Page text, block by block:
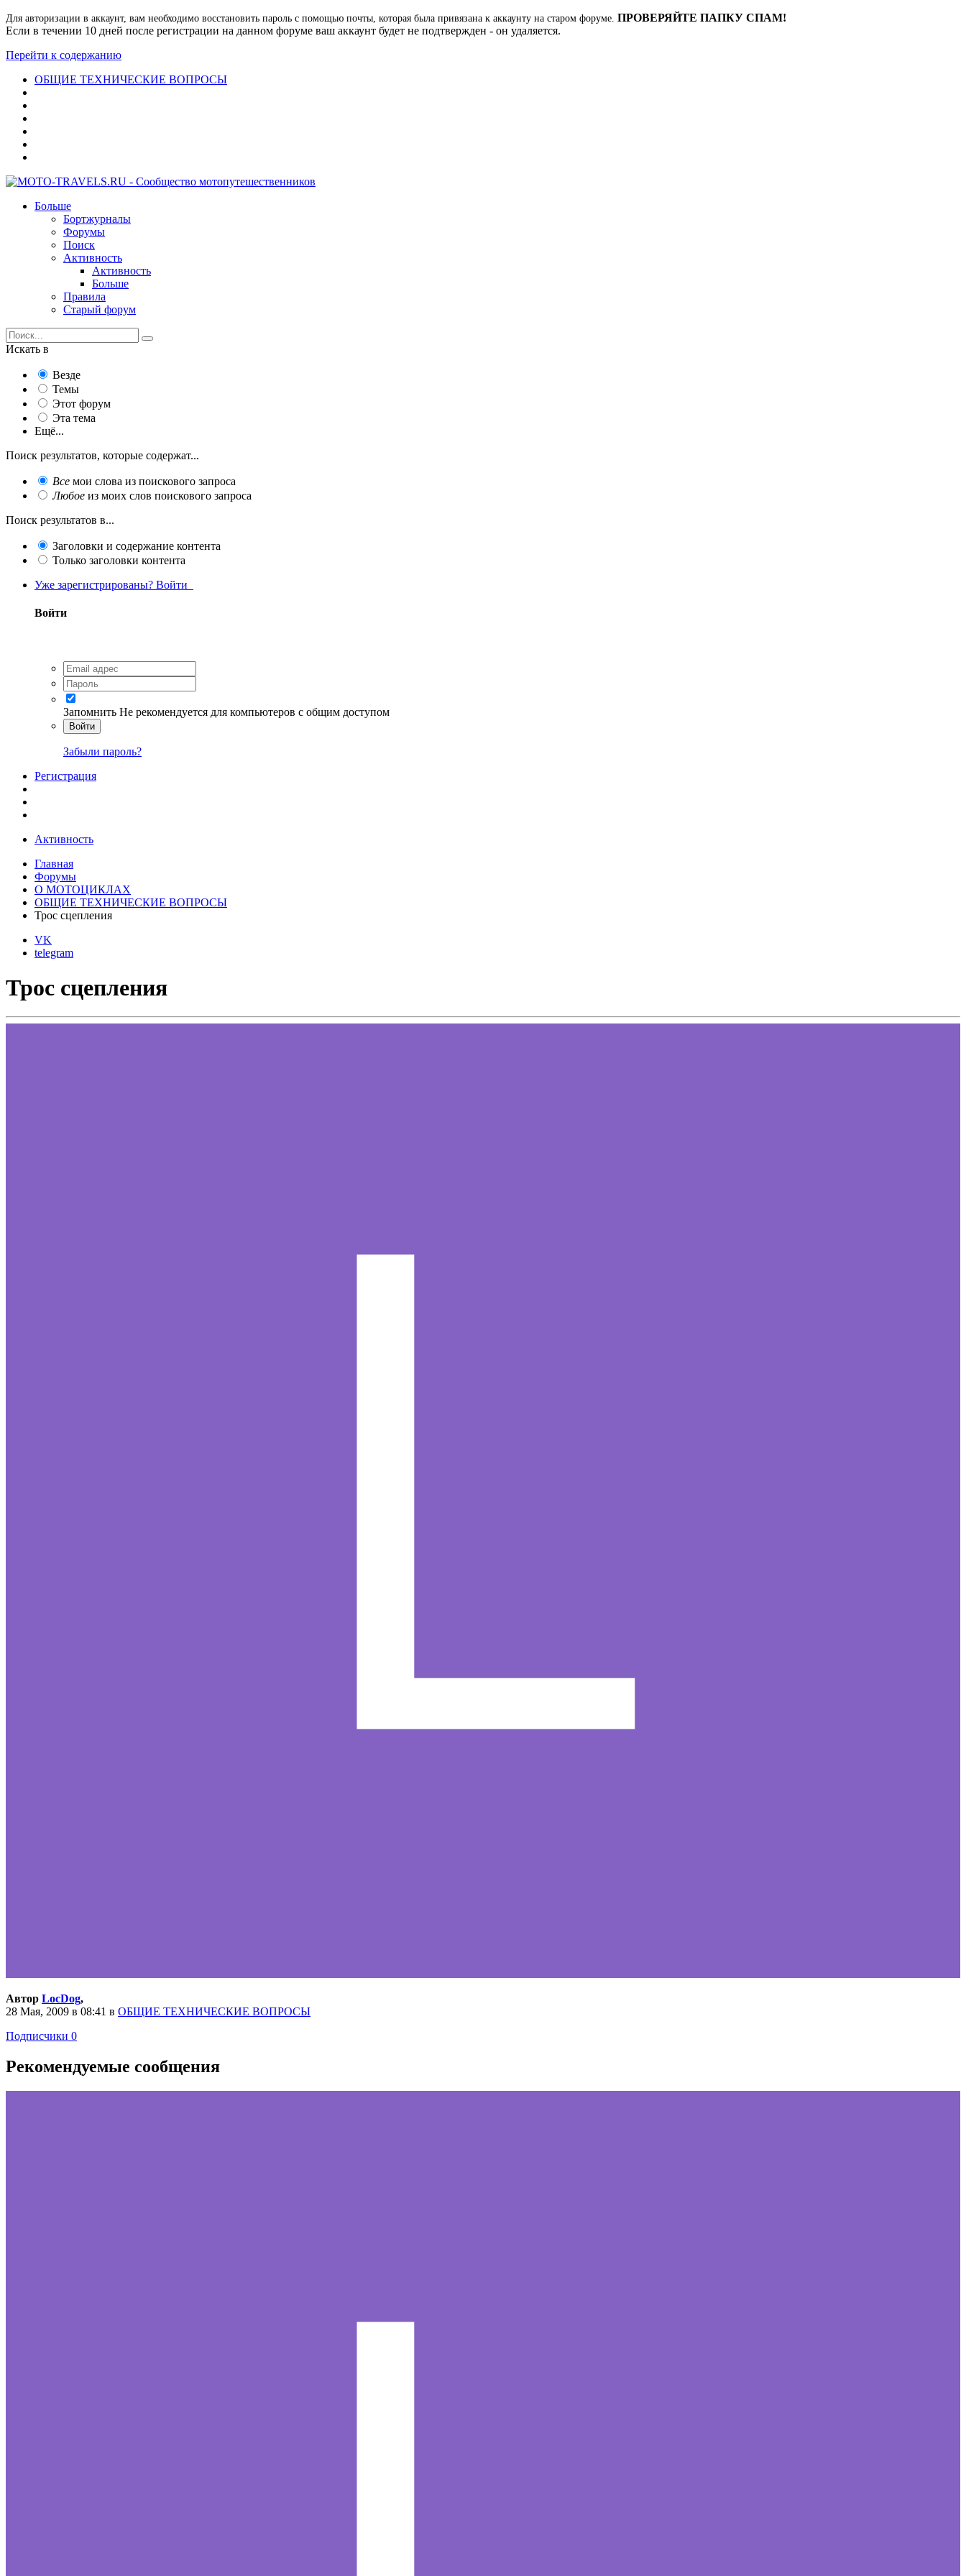
Для авторизации в аккаунт, вам необходимо восстановить пароль с помощью почты, которая была привязана к аккаунту на старом форуме. ПРОВЕРЯЙТЕ ПАПКУ СПАМ!
Если в течении 10 дней после регистрации на данном форуме ваш аккаунт будет не подтвержден - он удаляется.
Перейти к содержанию
ОБЩИЕ ТЕХНИЧЕСКИЕ ВОПРОСЫ
Больше
Бортжурналы
Форумы
Поиск
Активность
Активность
Больше
Правила
Старый форум
Искать в
Везде
Темы
Этот форум
Эта тема
Ещё...
Поиск результатов, которые содержат...
Все мои слова из поискового запроса
Любое из моих слов поискового запроса
Поиск результатов в...
Заголовки и содержание контента
Только заголовки контента
Уже зарегистрированы? Войти
Войти
Запомнить Не рекомендуется для компьютеров с общим доступом
Войти
Забыли пароль?
Регистрация
Активность
Главная
Форумы
О МОТОЦИКЛАХ
ОБЩИЕ ТЕХНИЧЕСКИЕ ВОПРОСЫ
Трос сцепления
VK
telegram
Трос сцепления
Автор LocDog,
28 Мая, 2009 в 08:41 в ОБЩИЕ ТЕХНИЧЕСКИЕ ВОПРОСЫ
Подписчики 0
Рекомендуемые сообщения